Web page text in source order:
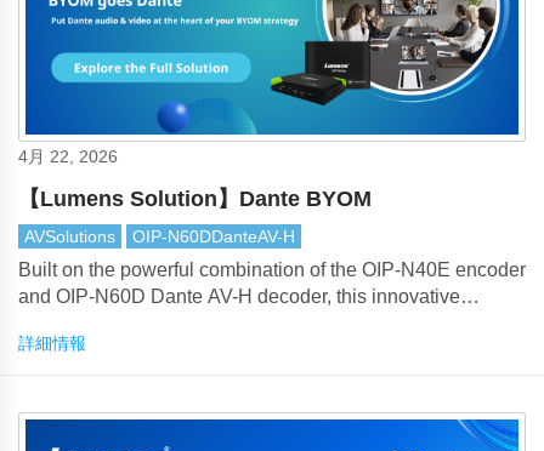
4月 22, 2026
【Lumens Solution】Dante BYOM
AVSolutions OIP-N60DDanteAV-H
Built on the powerful combination of the OIP-N40E encoder
and OIP-N60D Dante AV-H decoder, this innovative
challenges such as excessive cabling, complex device
詳細情報